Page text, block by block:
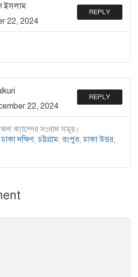
ইসলাম
22, 2024
REPLY
22, 2024
REPLY
ক্যাম্পের সংবাদ সমূহ।
ঢাকা দক্ষিণ, চট্টগ্রাম,রংপুর,ঢাকা উত্তর,